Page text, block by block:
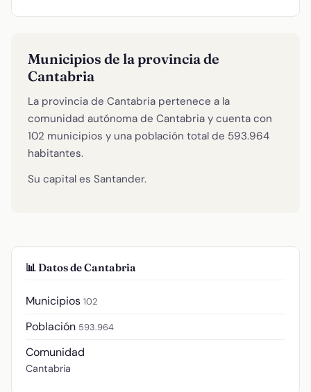
Municipios de la provincia de
Cantabria
La provincia de Cantabria pertenece a la
comunidad autónoma de Cantabria y cuenta con
102 municipios y una población total de 593.964
habitantes.
Su capital es Santander.
📊 Datos de Cantabria
Municipios 102
Población 593.964
Comunidad
Cantabria